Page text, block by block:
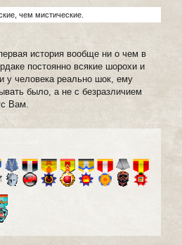
чем мистические.
история вообще ни о чем в
постоянно всякие шорохи и
у человека реально шок, ему
было, а не с безразличием
Вам.